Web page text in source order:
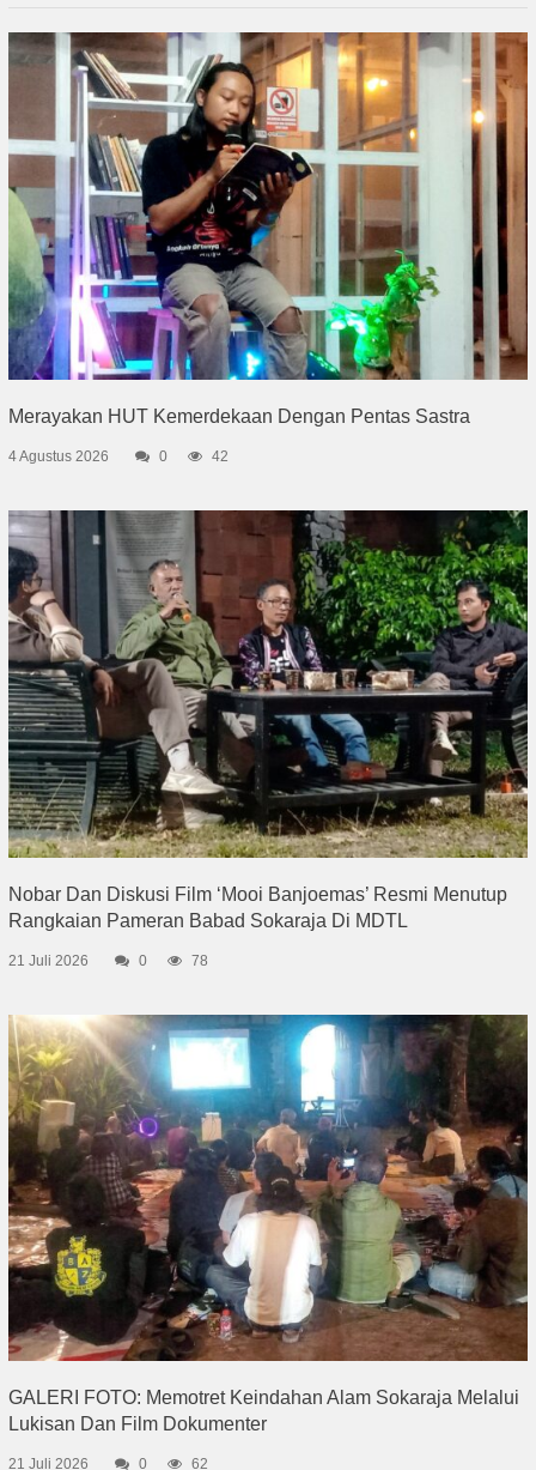
Merayakan HUT Kemerdekaan Dengan Pentas Sastra
4 Agustus 2026 0 42
Nobar Dan Diskusi Film ‘Mooi Banjoemas’ Resmi Menutup
Rangkaian Pameran Babad Sokaraja Di MDTL
21 Juli 2026 0 78
GALERI FOTO: Memotret Keindahan Alam Sokaraja Melalui
Lukisan Dan Film Dokumenter
21 Juli 2026 0 62